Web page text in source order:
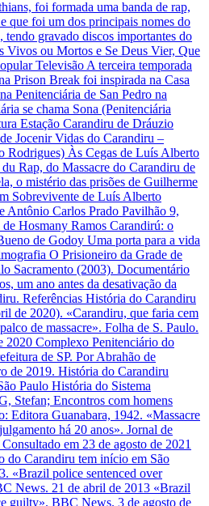
foi formada uma banda de rap,
que foi um dos principais nomes do
tendo gravado discos importantes do
Vivos ou Mortos e Se Deus Vier, Que
Televisão A terceira temporada
Prison Break foi inspirada na Casa
Penitenciária de San Pedro na
se chama Sona (Penitenciária
Estação Carandiru de Dráuzio
Jocenir Vidas do Carandiru –
Rodrigues) Às Cegas de Luís Alberto
Rap, do Massacre do Carandiru de
o mistério das prisões de Guilherme
Sobrevivente de Luís Alberto
Antônio Carlos Prado Pavilhão 9,
Hosmany Ramos Carandirú: o
de Godoy Uma porta para a vida
O Prisioneiro da Grade de
Sacramento (2003). Documentário
um ano antes da desativação da
Referências História do Carandiru
de 2020). «Carandiru, que faria cem
de massacre». Folha de S. Paulo.
2020 Complexo Penitenciário do
de SP. Por Abrahão de
de 2019. História do Carandiru
Paulo História do Sistema
Stefan; Encontros com homens
Editora Guanabara, 1942. «Massacre
há 20 anos». Jornal de
em 23 de agosto de 2021
do Carandiru tem início em São
«Brazil police sentenced over
News. 21 de abril de 2013 «Brazil
guilty». BBC News. 3 de agosto de